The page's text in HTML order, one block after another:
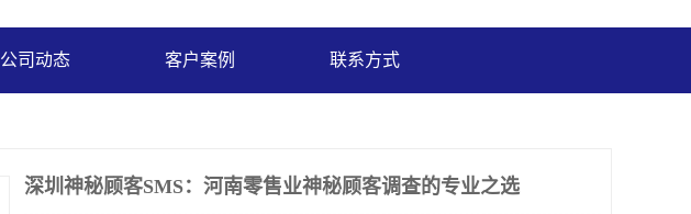
公司动态 客户案例 联系方式
深圳神秘顾客SMS：河南零售业神秘顾客调查的专业之选